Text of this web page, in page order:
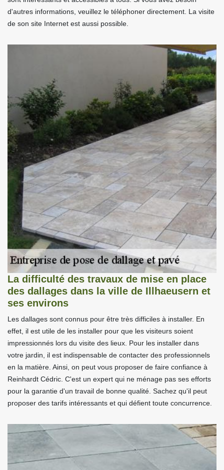
d'autres informations, veuillez le téléphoner directement. La visite
de son site Internet est aussi possible.
La difficulté des travaux de mise en place
des dallages dans la ville de Illhaeusern et
ses environs
Les dallages sont connus pour être très difficiles à installer. En
effet, il est utile de les installer pour que les visiteurs soient
impressionnés lors du visite des lieux. Pour les installer dans
votre jardin, il est indispensable de contacter des professionnels
en la matière. Ainsi, on peut vous proposer de faire confiance à
Reinhardt Cédric. C'est un expert qui ne ménage pas ses efforts
pour la garantie d'un travail de bonne qualité. Sachez qu'il peut
proposer des tarifs intéressants et qui défient toute concurrence.